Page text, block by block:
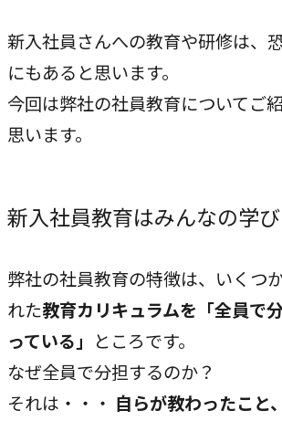
幅広い解決手段
PRODUCT
自社プロダクト
ます。
TVable
眠る画面をサイネージに
Piquet
指示や修正を直感的に
新入社員さんへの教育や研修は、
にもあると思います。
今回は弊社の社員教育についてご
思います。
新入社員教育はみんなの学び
弊社の社員教育の特徴は、いくつ
れた教育カリキュラムを「全員で
っている」 ところです。
なぜ全員で分担するのか？
それは・・・ 自らが教わったこと